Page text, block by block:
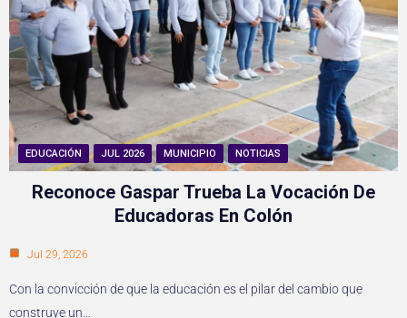
EDUCACIÓN JUL 2026 MUNICIPIO NOTICIAS
Reconoce Gaspar Trueba La Vocación De
Educadoras En Colón
Jul 29, 2026
Con la convicción de que la educación es el pilar del cambio que
construye un…